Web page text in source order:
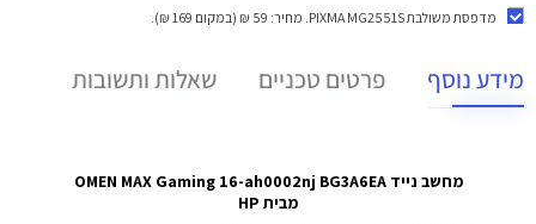
מדפסת משולבת PIXMA MG2551S
. מחיר: 59 ₪ (במקום 169 ₪).
מידע נוסף פרטים טכניים שאלות ותשובות
מחשב נייד OMEN MAX Gaming 16-ah0002nj BG3A6EA
מבית HP